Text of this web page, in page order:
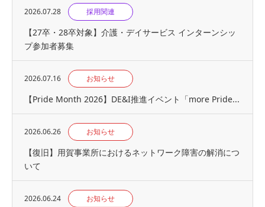
2026.07.28 採用関連
【27卒・28卒対象】介護・デイサービス インターンシッ
プ参加者募集
2026.07.16 お知らせ
【Pride Month 2026】DE&I推進イベント「more Pride...
2026.06.26 お知らせ
【復旧】用賀事業所におけるネットワーク障害の解消につ
いて
2026.06.24 お知らせ